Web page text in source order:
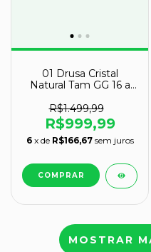
01 Drusa Cristal
Natural Tam GG 16 a
R$1.499,99
R$999,99
6 x de R$166,67 sem juros
MOSTRAR